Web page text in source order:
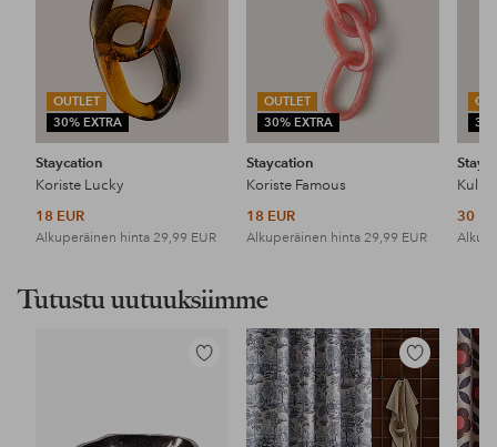
OUTLET
30% EXTRA
Staycation
Koriste Lucky
18 EUR
Alkuperäinen hinta 29,99 EUR
OUTLET
30% EXTRA
Staycation
Koriste Famous
18 EUR
Alkuperäinen hinta29,99 EUR
30
Tutustu uutuuksiimme
Lisää
suosikkeihin
Lisää
suosikkeihin